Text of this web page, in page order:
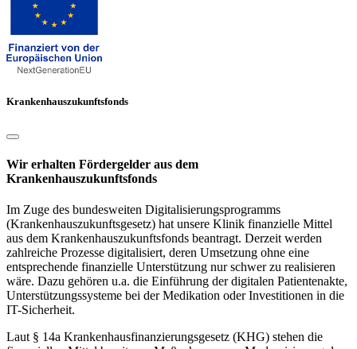
Krankenhauszukunftsfonds
Wir erhalten Fördergelder aus dem
Krankenhauszukunftsfonds
Im Zuge des bundesweiten Digitalisierungsprogramms
(Krankenhauszukunftsgesetz) hat unsere Klinik finanzielle Mittel
aus dem Krankenhauszukunftsfonds beantragt. Derzeit werden
zahlreiche Prozesse digitalisiert, deren Umsetzung ohne eine
entsprechende finanzielle Unterstützung nur schwer zu realisieren
wäre. Dazu gehören u.a. die Einführung der digitalen Patientenakte,
Unterstützungssysteme bei der Medikation oder Investitionen in die
IT-Sicherheit.
Laut § 14a Krankenhausfinanzierungsgesetz (KHG) stehen die